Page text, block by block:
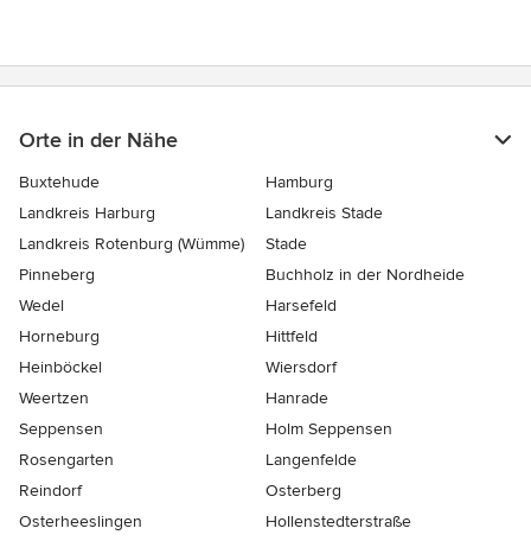
Orte in der Nähe
Buxtehude
Hamburg
Landkreis Harburg
Landkreis Stade
Landkreis Rotenburg (Wümme)
Stade
Pinneberg
Buchholz in der Nordheide
Wedel
Harsefeld
Horneburg
Hittfeld
Heinböckel
Wiersdorf
Weertzen
Hanrade
Seppensen
Holm Seppensen
Rosengarten
Langenfelde
Reindorf
Osterberg
Osterheeslingen
Hollenstedterstraße